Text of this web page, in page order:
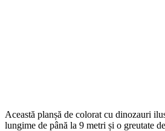
Această planșă de colorat cu dinozauri
lungime de până la 9 metri și o greutate